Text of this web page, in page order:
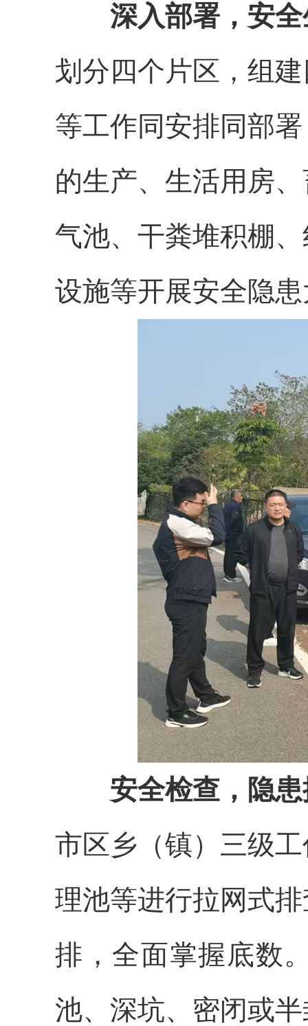
深入部署，安
划分四个片区，组
等工作同安排同部
的生产、生活用房
气池、干粪堆积棚
设施等开展安全隐
安全检查，隐
市区乡（镇）三级
理池等进行拉网式
排，全面掌握底数
池、深坑、密闭或